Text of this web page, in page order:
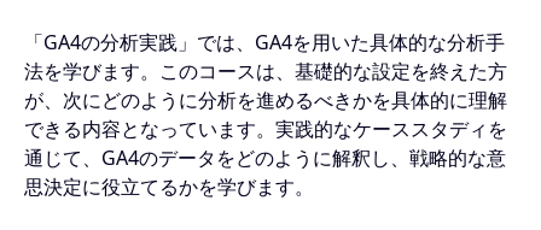
「GA4の分析実践」では、GA4を用いた具体的な分析手
法を学びます。このコースは、基礎的な設定を終えた方
が、次にどのように分析を進めるべきかを具体的に理解
できる内容となっています。実践的なケーススタディを
通じて、GA4のデータをどのように解釈し、戦略的な意
思決定に役立てるかを学びます。